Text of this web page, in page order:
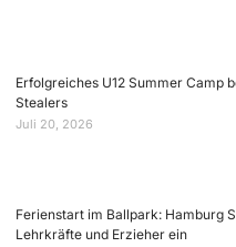
Erfolgreiches U12 Summer Camp
Stealers
Juli 20, 2026
Ferienstart im Ballpark: Hamburg
Lehrkräfte und Erzieher ein